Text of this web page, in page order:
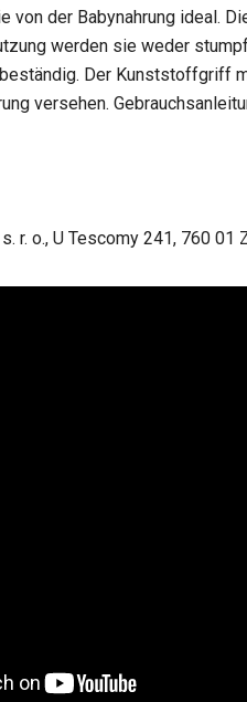
von der Babynahrung ideal.
werden sie weder
Der Kunststoffgriff
versehen.
r. o., U Tescomy 241, 760 01